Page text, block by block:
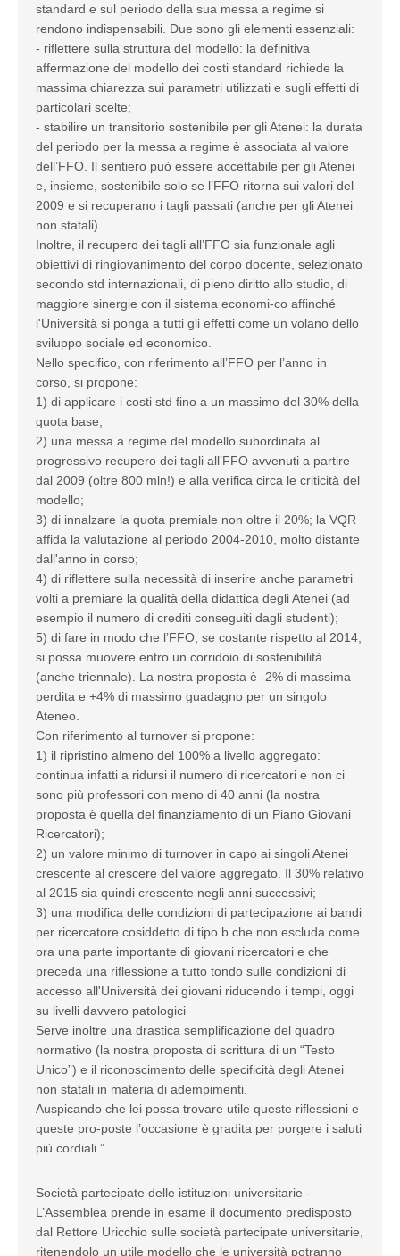
standard e sul periodo della sua messa a regime si
rendono indispensabili. Due sono gli elementi essenziali:
- riflettere sulla struttura del modello: la definitiva
affermazione del modello dei costi standard richiede la
massima chiarezza sui parametri utilizzati e sugli effetti di
particolari scelte;
- stabilire un transitorio sostenibile per gli Atenei: la durata
del periodo per la messa a regime è associata al valore
dell’FFO. Il sentiero può essere accettabile per gli Atenei
e, insieme, sostenibile solo se l’FFO ritorna sui valori del
2009 e si recuperano i tagli passati (anche per gli Atenei
non statali).
Inoltre, il recupero dei tagli all’FFO sia funzionale agli
obiettivi di ringiovanimento del corpo docente, selezionato
secondo std internazionali, di pieno diritto allo studio, di
maggiore sinergie con il sistema economi-co affinché
l'Università si ponga a tutti gli effetti come un volano dello
sviluppo sociale ed economico.
Nello specifico, con riferimento all’FFO per l’anno in
corso, si propone:
1) di applicare i costi std fino a un massimo del 30% della
quota base;
2) una messa a regime del modello subordinata al
progressivo recupero dei tagli all’FFO avvenuti a partire
dal 2009 (oltre 800 mln!) e alla verifica circa le criticità del
modello;
3) di innalzare la quota premiale non oltre il 20%; la VQR
affida la valutazione al periodo 2004-2010, molto distante
dall'anno in corso;
4) di riflettere sulla necessità di inserire anche parametri
volti a premiare la qualità della didattica degli Atenei (ad
esempio il numero di crediti conseguiti dagli studenti);
5) di fare in modo che l’FFO, se costante rispetto al 2014,
si possa muovere entro un corridoio di sostenibilità
(anche triennale). La nostra proposta è -2% di massima
perdita e +4% di massimo guadagno per un singolo
Ateneo.
Con riferimento al turnover si propone:
1) il ripristino almeno del 100% a livello aggregato:
continua infatti a ridursi il numero di ricercatori e non ci
sono più professori con meno di 40 anni (la nostra
proposta è quella del finanziamento di un Piano Giovani
Ricercatori);
2) un valore minimo di turnover in capo ai singoli Atenei
crescente al crescere del valore aggregato. Il 30% relativo
al 2015 sia quindi crescente negli anni successivi;
3) una modifica delle condizioni di partecipazione ai bandi
per ricercatore cosiddetto di tipo b che non escluda come
ora una parte importante di giovani ricercatori e che
preceda una riflessione a tutto tondo sulle condizioni di
accesso all'Università dei giovani riducendo i tempi, oggi
su livelli davvero patologici
Serve inoltre una drastica semplificazione del quadro
normativo (la nostra proposta di scrittura di un “Testo
Unico”) e il riconoscimento delle specificità degli Atenei
non statali in materia di adempimenti.
Auspicando che lei possa trovare utile queste riflessioni e
queste pro-poste l’occasione è gradita per porgere i saluti
più cordiali.”
Società partecipate delle istituzioni universitarie -
L’Assemblea prende in esame il documento predisposto
dal Rettore Uricchio sulle società partecipate universitarie,
ritenendolo un utile modello che le università potranno